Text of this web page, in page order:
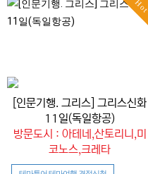
Hot
[인문기행. 그리스] 그리스신화
11일(독일항공)
방문도시 : 아테네,산토리니,미
코노스,크레타